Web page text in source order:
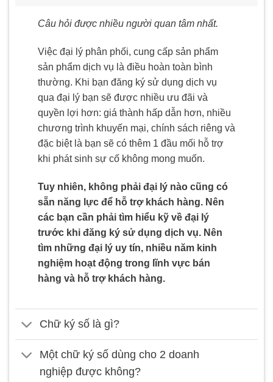
Câu hỏi được nhiều người quan tâm nhất.
Việc đại lý phân phối, cung cấp sản phẩm
sản phẩm dịch vụ là điều hoàn toàn bình
thường. Khi bạn đăng ký sử dụng dịch vụ
qua đại lý bạn sẽ được nhiều ưu đãi và
quyền lợi hơn: giá thành hấp dẫn hơn, nhiều
chương trình khuyến mại, chính sách riêng và
đặc biệt là bạn sẽ có thêm 1 đầu mối hỗ trợ
khi phát sinh sự cố không mong muốn.
Tuy nhiên, không phải đại lý nào cũng có
sẵn năng lực để hỗ trợ khách hàng. Nên
các bạn cần phải tìm hiểu kỹ về đại lý
trước khi đăng ký sử dụng dịch vụ. Nên
tìm những đại lý uy tín, nhiều năm kinh
nghiệm hoạt động trong lĩnh vực bán
hàng và hỗ trợ khách hàng.
Chữ ký số là gì?
Một chữ ký số dùng cho 2 doanh
nghiệp được không?